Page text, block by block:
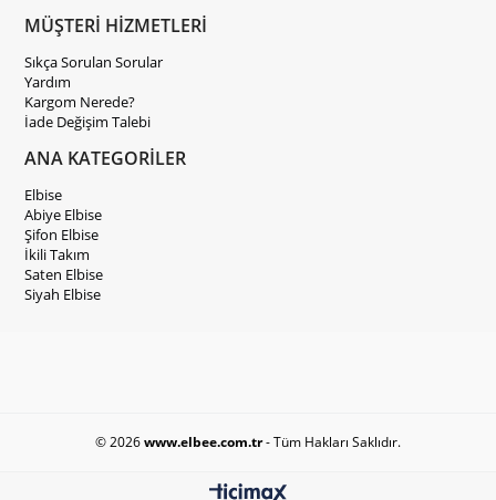
MÜŞTERİ HİZMETLERİ
Sıkça Sorulan Sorular
Yardım
Kargom Nerede?
İade Değişim Talebi
ANA KATEGORİLER
Elbise
Abiye Elbise
Şifon Elbise
İkili Takım
Saten Elbise
Siyah Elbise
© 2026www.elbee.com.tr- Tüm Hakları Saklıdır.